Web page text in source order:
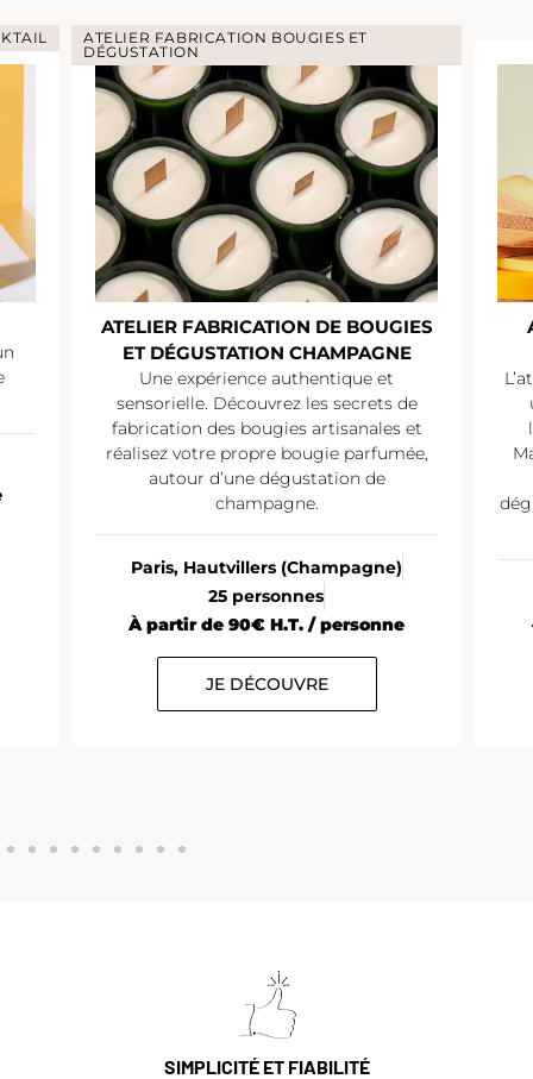
ATELIER FABRICATION BOUGIES ET
DÉGUSTATION
ATELIER FABRICATION DE BOUGIES
ET DÉGUSTATION CHAMPAGNE
Une expérience authentique et
sensorielle. Découvrez les secrets de
fabrication des bougies artisanales et
réalisez votre propre bougie parfumée,
autour d’une dégustation de
champagne.
Paris, Hautvillers (Champagne)
25 personnes
À partir de 90€ H.T. / personne
JE DÉCOUVRE
SIMPLICITÉ ET FIABILITÉ